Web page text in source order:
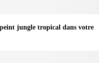
jungle tropical dans votre